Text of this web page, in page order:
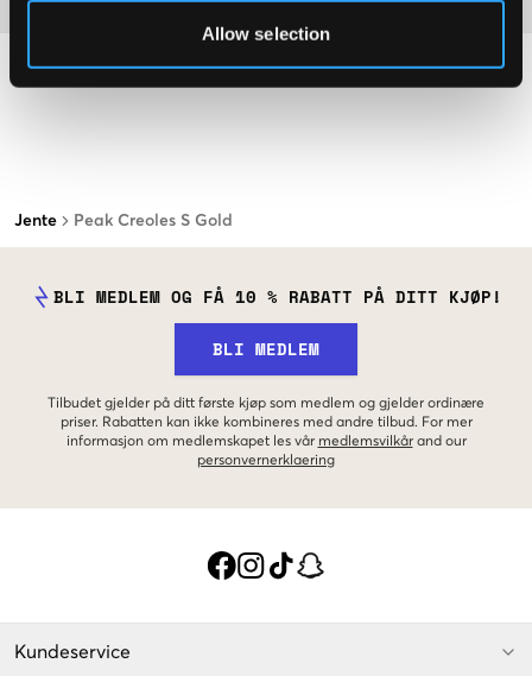
Allow selection
Jente Peak Creoles S Gold
BLI MEDLEM OG FÅ 10 % RABATT PÅ DITT KJØP!
BLI MEDLEM
Tilbudet gjelder på ditt første kjøp som medlem og gjelder ordinære
priser. Rabatten kan ikke kombineres med andre tilbud. For mer
informasjon om medlemskapet les vår medlemsvilkår and our
personvernerklaering
Kundeservice